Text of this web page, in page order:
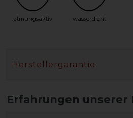
atmungsaktiv wasserdicht
Herstellergarantie